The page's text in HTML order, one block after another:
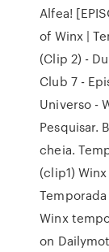
Alfea!
of Winx |
(Clip 2) -
Club 7 -
Universo -
Pesquisar.
cheia.
(clip1)
Temporada
Winx
on